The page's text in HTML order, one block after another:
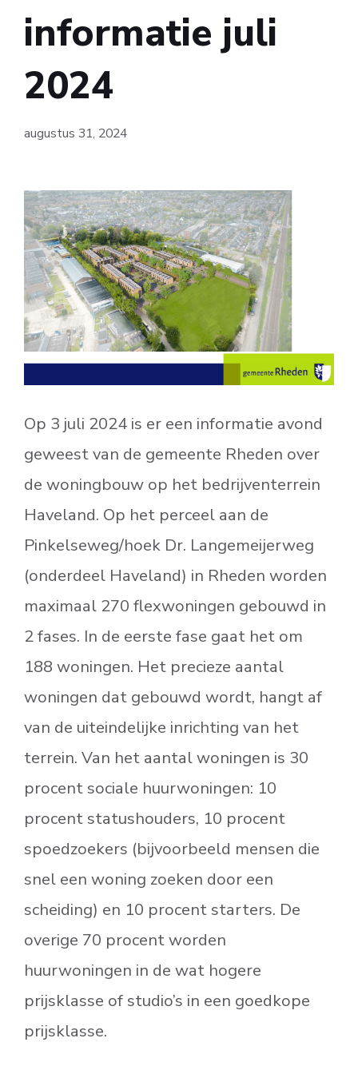
informatie juli
2024
augustus 31, 2024
Op 3 juli 2024 is er een informatie avond
geweest van de gemeente Rheden over
de woningbouw op het bedrijventerrein
Haveland. Op het perceel aan de
Pinkelseweg/hoek Dr. Langemeijerweg
(onderdeel Haveland) in Rheden worden
maximaal 270 flexwoningen gebouwd in
2 fases. In de eerste fase gaat het om
188 woningen. Het precieze aantal
woningen dat gebouwd wordt, hangt af
van de uiteindelijke inrichting van het
terrein. Van het aantal woningen is 30
procent sociale huurwoningen: 10
procent statushouders, 10 procent
spoedzoekers (bijvoorbeeld mensen die
snel een woning zoeken door een
scheiding) en 10 procent starters. De
overige 70 procent worden
huurwoningen in de wat hogere
prijsklasse of studio’s in een goedkope
prijsklasse.